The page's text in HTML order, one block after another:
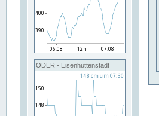
ODER - Eisenhüttenstadt